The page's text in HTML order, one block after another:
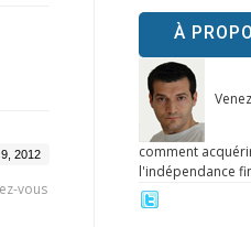
2012
vous
À
comment
l'indépendance